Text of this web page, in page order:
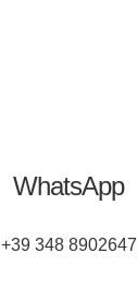
WhatsApp
+39 348 8902647